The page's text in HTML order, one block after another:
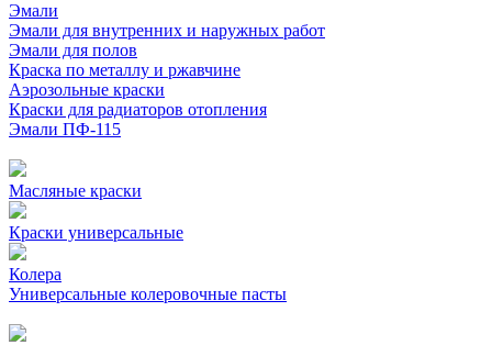
Эмали
Эмали для внутренних и наружных работ
Эмали для полов
Краска по металлу и ржавчине
Аэрозольные краски
Краски для радиаторов отопления
Эмали ПФ-115
Масляные краски
Краски универсальные
Колера
Универсальные колеровочные пасты